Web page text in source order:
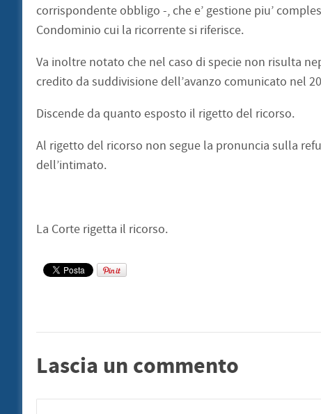
corrispondente obbligo -, che e’ gestione piu’
Condominio cui la ricorrente si riferisce.
Va inoltre notato che nel caso di specie non risulta
credito da suddivisione dell’avanzo comunicato nel
Discende da quanto esposto il rigetto del ricorso.
Al rigetto del ricorso non segue la pronuncia sulla
dell’intimato.
La Corte rigetta il ricorso.
Lascia un commento